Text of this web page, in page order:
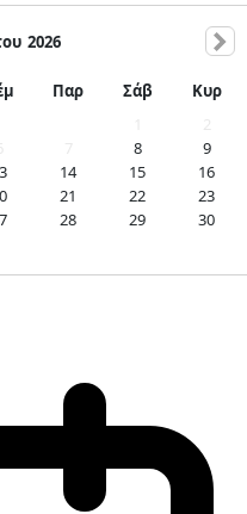
2026
Παρ Σάβ
Κυρ
8
9
14 15
16
21 22
23
28 29
30